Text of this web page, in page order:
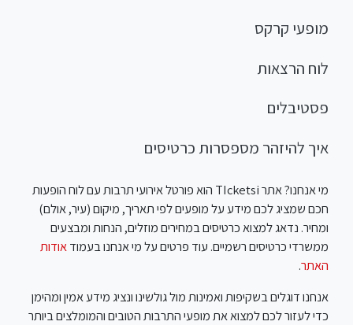
מופעי קרקס
לוח הרצאות
פסטיבלים
איך להיזהר מספסרות כרטיסים
מי אנחנו? אתר TIcketsi הוא פורטל אירועי תרבות עם לוח הופעות
חכם שמציג לכם מידע על מופעים לפי תאריך, מיקום (עיר, אולם)
ומחיר. נדאג למצוא כרטיסים במחירים מוזלים, הנחות ומבצעים
ממשרדי כרטיסים רשמיים. עוד פרטים על מי אנחנו בעמודאודות
האתר.
אנחנו דוגלים בשקיפות ואמינות מול גולשינו ונציג מידע אמין ומהימן
כדי לעזור לכם למצוא את מופעי התרבות הטובים והמומלצים ביותר